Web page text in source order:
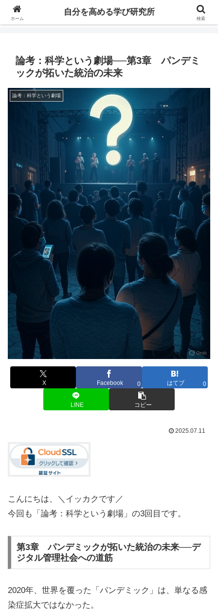
自分の価値を高めるための学びについて研究し、セミナーや情報（ブログ、動
論考：科学という劇場──第3章 パンデミ
ックが拓いた統治の未来
論考：科学という劇場
X Facebook 0 はてブ 0
LINE コピー
2025.07.11
こんにちは、＼イッカクです／
今回も「論考：科学という劇場」の3回目です。
第3章 パンデミックが拓いた統治の未来──デ
ジタル管理社会への道筋
2020年、世界を覆った「パンデミック」は、単なる感
染症拡大ではなかった。
ホーム
自分を高める学び研究所
検索